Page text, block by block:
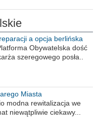
a opcja berlińska
Obywatelska dość
szeregowego posła..
Miasta
modna rewitalizacja we
niewątpliwie ciekawy...